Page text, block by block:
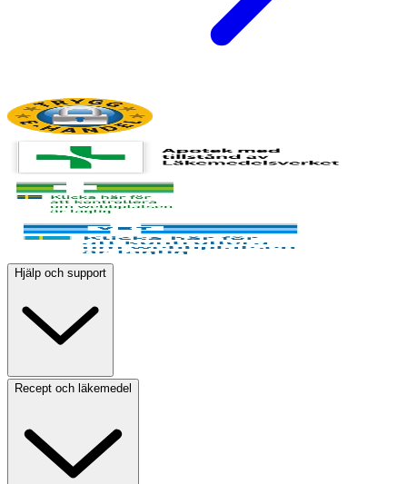
Hjälp och support
Recept och läkemedel